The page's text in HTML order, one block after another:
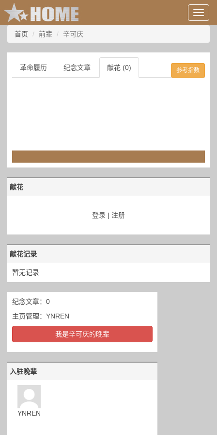
用
户
息/
登
录
等
首页 前辈 辛可庆
革命履历 纪念文章 献花 (0) 参考指数
献花
登录 | 注册
献花记录
暂无记录
纪念文章：0
主页管理： YNREN
我是辛可庆的晚辈
入驻晚辈
YNREN